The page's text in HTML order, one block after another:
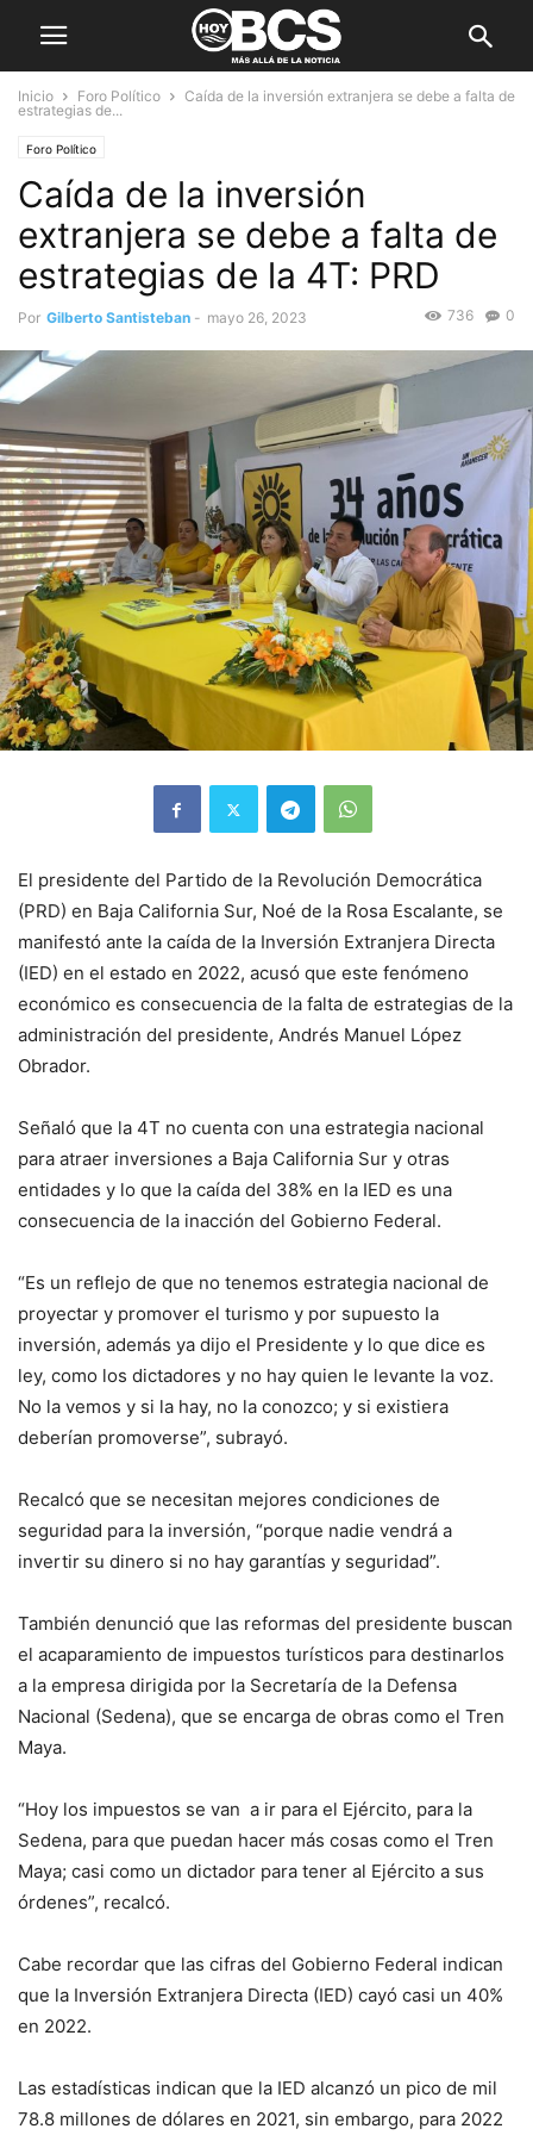
Inicio Foro Político
Caída de la inversión extranjera se debe a falta de
estrategias de...
Foro Político
Caída de la inversión
extranjera se debe a falta de
estrategias de la 4T: PRD
Por Gilberto Santisteban - mayo 26, 2023 0
736
El presidente del Partido de la Revolución Democrática
(PRD) en Baja California Sur, Noé de la Rosa Escalante, se
manifestó ante la caída de la Inversión Extranjera Directa
(IED) en el estado en 2022, acusó que este fenómeno
económico es consecuencia de la falta de estrategias de la
administración del presidente, Andrés Manuel López
Obrador.
Señaló que la 4T no cuenta con una estrategia nacional
para atraer inversiones a Baja California Sur y otras
entidades y lo que la caída del 38% en la IED es una
consecuencia de la inacción del Gobierno Federal.
“Es un reflejo de que no tenemos estrategia nacional de
proyectar y promover el turismo y por supuesto la
inversión, además ya dijo el Presidente y lo que dice es
ley, como los dictadores y no hay quien le levante la voz.
No la vemos y si la hay, no la conozco; y si existiera
deberían promoverse”, subrayó.
Recalcó que se necesitan mejores condiciones de
seguridad para la inversión, “porque nadie vendrá a
invertir su dinero si no hay garantías y seguridad”.
También denunció que las reformas del presidente buscan
el acaparamiento de impuestos turísticos para destinarlos
a la empresa dirigida por la Secretaría de la Defensa
Nacional (Sedena), que se encarga de obras como el Tren
Maya.
“Hoy los impuestos se van a ir para el Ejército, para la
Sedena, para que puedan hacer más cosas como el Tren
Maya; casi como un dictador para tener al Ejército a sus
órdenes”, recalcó.
Cabe recordar que las cifras del Gobierno Federal indican
que la Inversión Extranjera Directa (IED) cayó casi un 40%
en 2022.
Las estadísticas indican que la IED alcanzó un pico de mil
78.8 millones de dólares en 2021, sin embargo, para 2022